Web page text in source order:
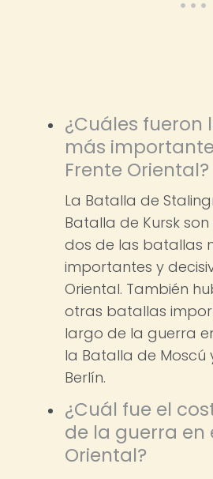
¿Cuáles fueron
más
Frente Oriental?
La Batalla de
Batalla de Kursk
dos de las batallas
importantes y
Oriental. También
otras batallas
largo de la guerra
la Batalla de Moscú
Berlín.
¿Cuál fue el
de la guerra en
Oriental?